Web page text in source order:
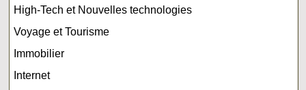
High-Tech et Nouvelles technologies
Voyage et Tourisme
Immobilier
Internet